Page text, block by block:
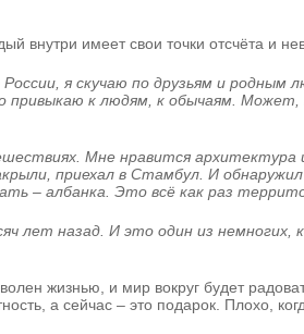
внутри имеет свои точки отсчёта и
я скучаю по друзьям и
привыкаю к людям, к обычаям.
Мне нравится
приехал в Стамбул. И
– албанка. Это всё как раз
назад. И это один из немногих,
жизнью, и мир вокруг будет
а сейчас – это подарок. Плохо,